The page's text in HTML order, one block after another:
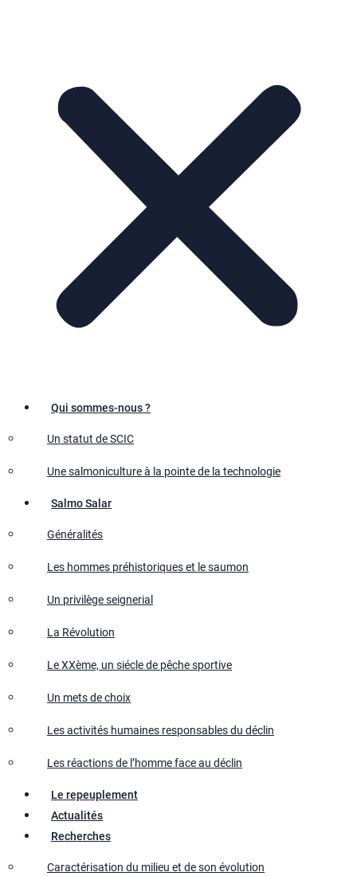
Qui sommes-nous ?
Un statut de SCIC
Une salmoniculture à la pointe de la technologie
Salmo Salar
Généralités
Les hommes préhistoriques et le saumon
Un privilège seignerial
La Révolution
Le XXème, un siécle de pêche sportive
Un mets de choix
Les activités humaines responsables du déclin
Les réactions de l’homme face au déclin
Le repeuplement
Actualités
Recherches
Caractérisation du milieu et de son évolution